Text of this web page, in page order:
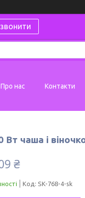
Про нас Контакти
чаша і
₴
Код: SK-768-4-sk